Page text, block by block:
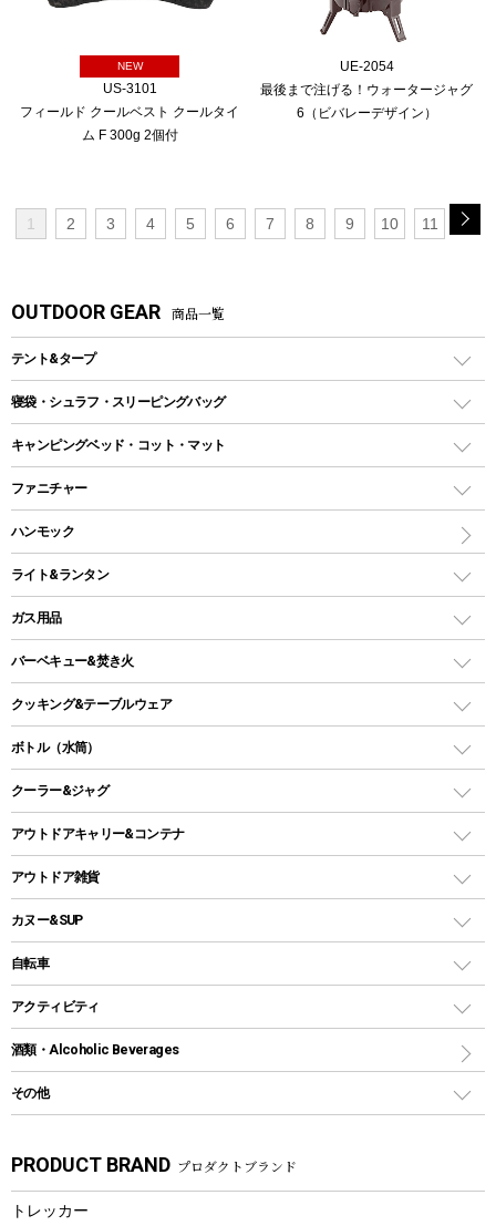
NEW
US-3101
フィールド クールベスト クールタイ
ム F 300g 2個付
UE-2054
最後まで注げる！ウォータージャグ
6（ビバレーデザイン）
1 2 3 4 5 6 7 8 9 10 11
OUTDOOR GEAR 商品一覧
テント&タープ
テント
ツールームテント
ワンポールテント
シェルターテント
ソロテント
ロッジ型・オリジナルテント
タープ
スクエアタープ（レクタタープ）
メッシュタープ
自立式タープ
パラソル
テントアクセサリー
ペグ
ポール
グランドシート
ガイドロープ
ツール
寝袋・シュラフ・スリーピングバッグ
レクタングラー型（封筒型）シュラフ
インナーシュラフ
キャンピングベッド・コット・マット
キャンピングベッド・コット
インフレータブルマット
ファニチャー
アウトドアテーブル
レジャーシート
ハンモック
ライト&ランタン
LEDランタン
ガスランタン
オイルランタン
LEDライト
ヘッドライト
キャンドル
ガス用品
ガスバーナー
ガス缶
ガストーチ、ライター
バーベキュー&焚き火
バーベキューコンロ、グリル
焚き火台タイプ（ロースタイル）グリル
卓上タイプグリル
パーティータイプグリル
ソロキャンプ用グリル
鉄板、アミ
焚き火台&ストーブ
火起こし
バーベキューツール
クッキング&テーブルウェア
ダッチオーブン
ホットサンドメーカー
クッカーセット
シェラカップ
クッキングツール
ナイフ
カトラリー
マグカップ、カップ
ステンレスボトル
ボトル（水筒）
ステンレスボトル
コップ付きタイプ
ワンタッチタイプ
プラスチックボトル
ディズニーボトル
クーラー&ジャグ
クーラーボックス
クーラーバッグ
ウォータージャグ
保冷剤
アウトドアキャリー&コンテナ
アウトドアキャリー
アウトドア雑貨
バックパック&バッグ
リュック、バックパック
トートバッグ、サコッシュ
ショッピングキャリー
その他アウトドア雑貨
スプレー関係
カヌー&SUP
インフレータブル
カヤック
パドル
ヘルメット
エアーポンプ
自転車
折りたたみ自転車
スポーツサイクル
シティサイクル
自転車ウェア
アクティビティ
マリン
ラッシュガード
パラソル
酒類・Alcoholic Beverages
その他
湯たんぽ
防災用品
PRODUCT BRAND プロダクトブランド
トレッカー